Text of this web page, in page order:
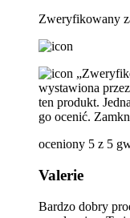
Zweryfikowany
wystawiona
ten produkt.
go ocenić.
oceniony 5 z 5
Valerie
Bardzo dobry